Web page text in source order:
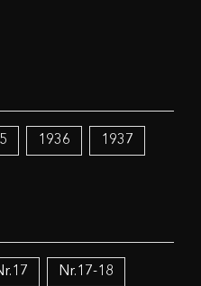
1936 1937
Nr.17-18